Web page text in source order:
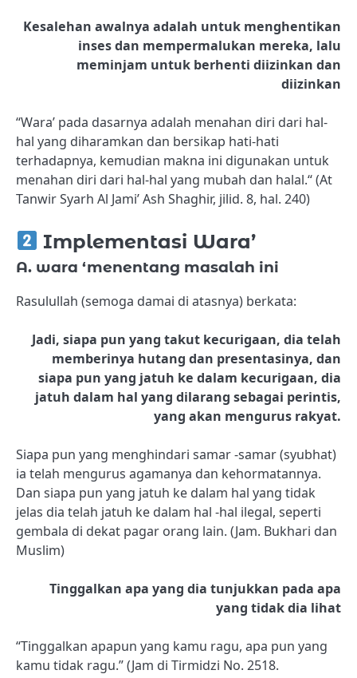
Kesalehan awalnya adalah untuk menghentikan
inses dan mempermalukan mereka, lalu
meminjam untuk berhenti diizinkan dan
diizinkan
“Wara’ pada dasarnya adalah menahan diri dari hal-
hal yang diharamkan dan bersikap hati-hati
terhadapnya, kemudian makna ini digunakan untuk
menahan diri dari hal-hal yang mubah dan halal.“ (At
Tanwir Syarh Al Jami’ Ash Shaghir, jilid. 8, hal. 240)
Implementasi Wara’
A. wara ‘menentang masalah ini
Rasulullah (semoga damai di atasnya) berkata:
Jadi, siapa pun yang takut kecurigaan, dia telah
memberinya hutang dan presentasinya, dan
siapa pun yang jatuh ke dalam kecurigaan, dia
jatuh dalam hal yang dilarang sebagai perintis,
yang akan mengurus rakyat.
Siapa pun yang menghindari samar -samar (syubhat)
ia telah mengurus agamanya dan kehormatannya.
Dan siapa pun yang jatuh ke dalam hal yang tidak
jelas dia telah jatuh ke dalam hal -hal ilegal, seperti
gembala di dekat pagar orang lain. (Jam. Bukhari dan
Muslim)
Tinggalkan apa yang dia tunjukkan pada apa
yang tidak dia lihat
“Tinggalkan apapun yang kamu ragu, apa pun yang
kamu tidak ragu.” (Jam di Tirmidzi No. 2518.